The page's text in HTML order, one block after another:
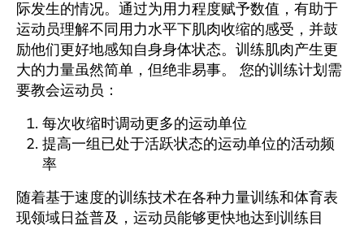
际发生的情况。通过为用力程度赋予数值，有助于
运动员理解不同用力水平下肌肉收缩的感受，并鼓
励他们更好地感知自身身体状态。训练肌肉产生更
大的力量虽然简单，但绝非易事。 您的训练计划需
要教会运动员：
每次收缩时调动更多的运动单位
提高一组已处于活跃状态的运动单位的活动频
率
随着基于速度的训练技术在各种力量训练和体育表
现领域日益普及，运动员能够更快地达到训练目